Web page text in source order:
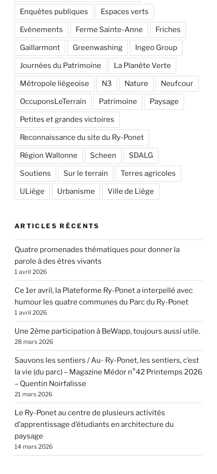
Enquêtes publiques Espaces verts
Evènements Ferme Sainte-Anne Friches
Gaillarmont Greenwashing Ingeo Group
Journées du Patrimoine La Planète Verte
Métropole liégeoise N3 Nature Neufcour
OccuponsLeTerrain Patrimoine Paysage
Petites et grandes victoires
Reconnaissance du site du Ry-Ponet
Région Wallonne Scheen SDALG
Soutiens Sur le terrain Terres agricoles
ULiège Urbanisme Ville de Liège
ARTICLES RÉCENTS
Quatre promenades thématiques pour donner la
parole à des êtres vivants
1 avril 2026
Ce 1er avril, la Plateforme Ry-Ponet a interpellé avec
humour les quatre communes du Parc du Ry-Ponet
1 avril 2026
Une 2ème participation à BeWapp, toujours aussi utile.
28 mars 2026
Sauvons les sentiers / Au- Ry-Ponet, les sentiers, c’est
la vie (du parc) – Magazine Médor n°42 Printemps 2026
– Quentin Noirfalisse
21 mars 2026
Le Ry-Ponet au centre de plusieurs activités
d’apprentissage d’étudiants en architecture du
paysage
14 mars 2026